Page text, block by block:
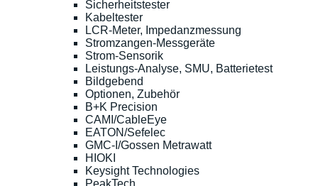
Sicherheitstester
Kabeltester
LCR-Meter, Impedanzmessung
Stromzangen-Messgeräte
Strom-Sensorik
Leistungs-Analyse, SMU, Batterietest
Bildgebend
Optionen, Zubehör
B+K Precision
CAMI/CableEye
EATON/Sefelec
GMC-I/Gossen Metrawatt
HIOKI
Keysight Technologies